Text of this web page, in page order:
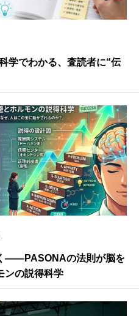
学でわかる、査読者に“伝
――PASONAの法則が脳を
ンの説得科学